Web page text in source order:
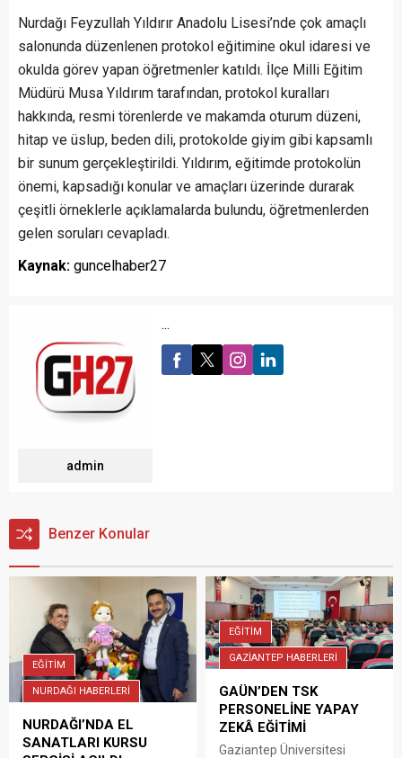
Nurdağı Feyzullah Yıldırır Anadolu Lisesi’nde çok amaçlı
salonunda düzenlenen protokol eğitimine okul idaresi ve
okulda görev yapan öğretmenler katıldı. İlçe Milli Eğitim
Müdürü Musa Yıldırım tarafından, protokol kuralları
hakkında, resmi törenlerde ve makamda oturum düzeni,
hitap ve üslup, beden dili, protokolde giyim gibi kapsamlı
bir sunum gerçekleştirildi. Yıldırım, eğitimde protokolün
önemi, kapsadığı konular ve amaçları üzerinde durarak
çeşitli örneklerle açıklamalarda bulundu, öğretmenlerden
gelen soruları cevapladı.
Kaynak: guncelhaber27
admin
...
Benzer Konular
EĞİTİM
NURDAĞI HABERLERİ
NURDAĞI’NDA EL
SANATLARI KURSU
EĞİTİM
GAZİANTEP HABERLERİ
GAÜN’DEN TSK
PERSONELİNE YAPAY
ZEKÂ EĞİTİMİ
Gaziantep Üniversitesi